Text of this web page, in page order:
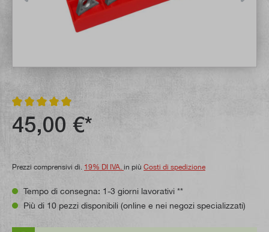
Valutazione media di 5 su 5 stelle
45,00 €*
Prezzi comprensivi di. 19% DI IVA. in più Costi di spedizione
Tempo di consegna: 1-3 giorni lavorativi **
Più di 10 pezzi disponibili (online e nei negozi specializzati)